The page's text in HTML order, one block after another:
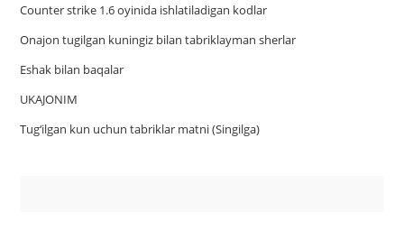
Counter strike 1.6 oyinida ishlatiladigan kodlar
Onajon tugilgan kuningiz bilan tabriklayman sherlar
Eshak bilan baqalar
UKAJONIM
Tug‘ilgan kun uchun tabriklar matni (Singilga)